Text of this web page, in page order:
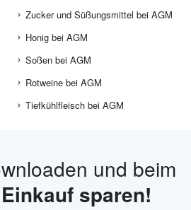
Zucker und Süßungsmittel bei AGM
Honig bei AGM
Soßen bei AGM
Rotweine bei AGM
Tiefkühlfleisch bei AGM
und beim
Einkauf sparen!